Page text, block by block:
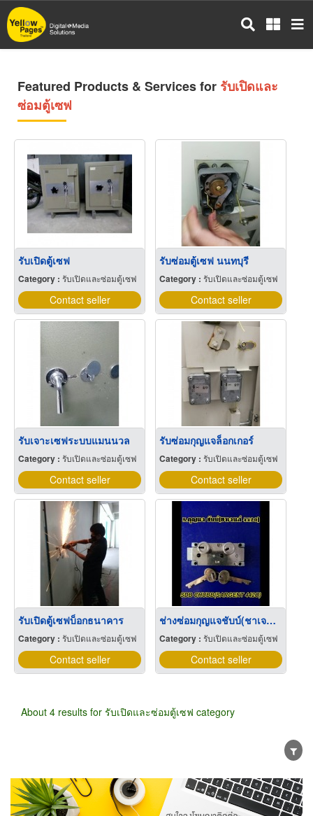
Skip
to
main
Featured Products & Services for รับเปิดและ
ซ่อมตู้เซฟ
รับเปิดตู้เซฟ
Category : รับเปิดและซ่อมตู้เซฟ
Contact seller
รับซ่อมตู้เซฟ นนทบุรี
Category : รับเปิดและซ่อมตู้เซฟ
Contact seller
รับเจาะเซฟระบบแมนนวล
Category : รับเปิดและซ่อมตู้เซฟ
Contact seller
รับซ่อมกุญแจล็อกเกอร์
Category : รับเปิดและซ่อมตู้เซฟ
Contact seller
รับเปิดตู้เซฟบ็อกธนาคาร
Category : รับเปิดและซ่อมตู้เซฟ
Contact seller
ช่างซ่อมกุญแจชับบ์(ชาเจนส์ 4420)
Category : รับเปิดและซ่อมตู้เซฟ
Contact seller
About 4 results for รับเปิดและซ่อมตู้เซฟ category
Wholesale Retail Manufacturer
Dealer